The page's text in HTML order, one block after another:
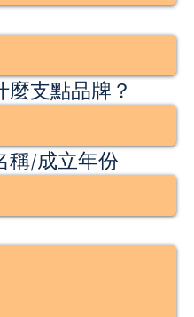
麼支點品牌？
稱/成立年份